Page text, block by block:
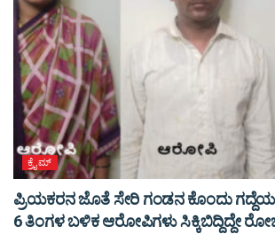
ಕ್ರೈಮ್
ಪ್ರಿಯಕರನ ಜೊತೆ ಸೇರಿ ಗಂಡನ ಕೊಂದು
6 ತಿಂಗಳ ಬಳಿಕ ಆರೋಪಿಗಳು ಸಿಕ್ಕಿಬಿದ್ದಿದ್ದೇ